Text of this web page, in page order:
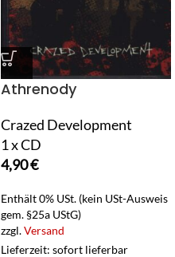
Athrenody
Crazed Development
1 x CD
4,90€
Enthält 0% USt. (kein USt-Ausweis
gem. §25a UStG)
zzgl.Versand
Lieferzeit: sofort lieferbar